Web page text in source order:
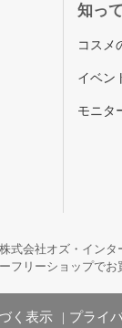
知っ
コスメ
イベン
モニタ
式会社オズ・イン
フリーショップで
く表示 プライ